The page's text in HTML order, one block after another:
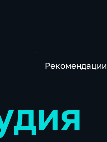
Рекомендации